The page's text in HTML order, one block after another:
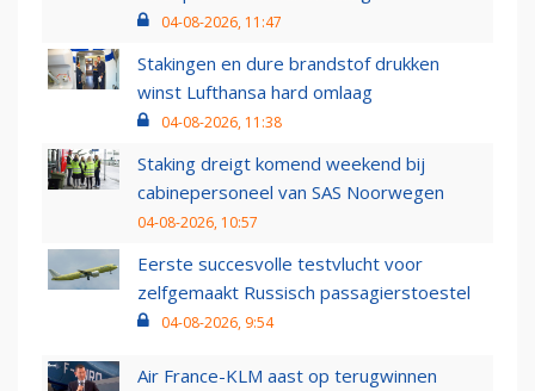
04-08-2026, 11:47
Stakingen en dure brandstof drukken
winst Lufthansa hard omlaag
04-08-2026, 11:38
Staking dreigt komend weekend bij
cabinepersoneel van SAS Noorwegen
04-08-2026, 10:57
Eerste succesvolle testvlucht voor
zelfgemaakt Russisch passagierstoestel
04-08-2026, 9:54
Air France-KLM aast op terugwinnen